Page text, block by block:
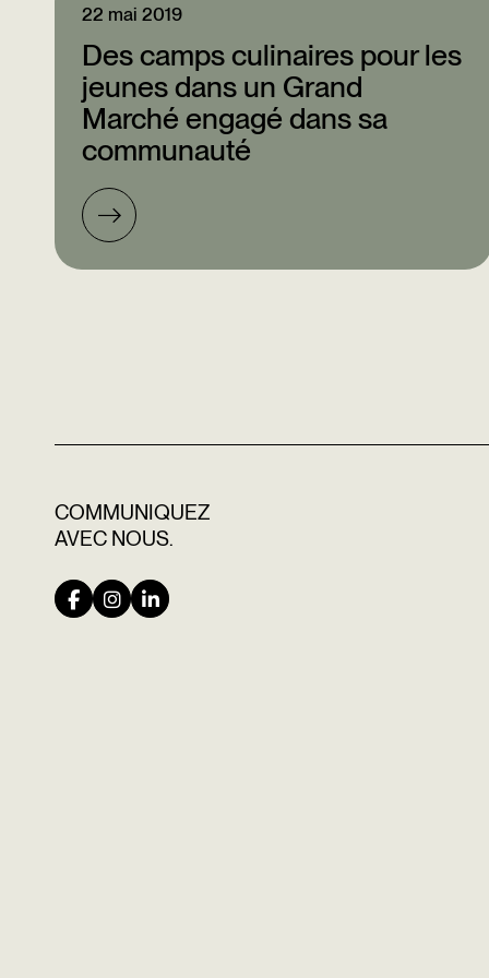
Des camps culinaires pour les
jeunes dans un Grand
Marché engagé dans sa
communauté
22 mai 2019
COMMUNIQUEZ
AVEC NOUS.